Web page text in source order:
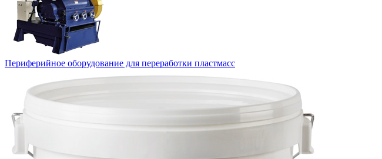
Периферийное оборудование для переработки пластмасс